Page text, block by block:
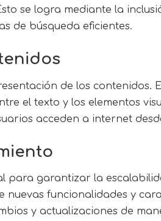
se logra mediante la
de búsqueda eficientes.
de los
el texto y los elementos
acceden a internet
para garantizar la
funcionalidades y
y actualizaciones de